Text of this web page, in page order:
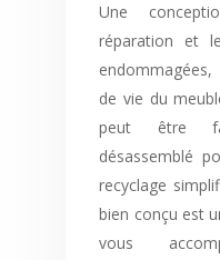
Une
réparation et
de vie du
peut être
désassemblé
recyclage
bien conçu est
vous